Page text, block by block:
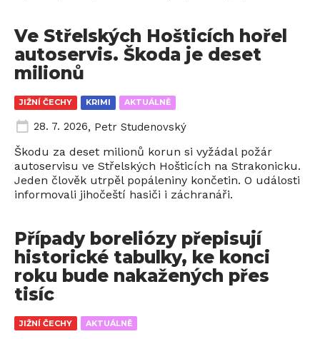
JIŽNÍ ČECHY KRIMI AKTUÁLNĚ
Ve Střelských Hošticích hořel
autoservis. Škoda je deset
milionů
28. 7. 2026, Petr Studenovský
Škodu za deset milionů korun si vyžádal požár
autoservisu ve Střelských Hošticích na Strakonicku.
Jeden člověk utrpěl popáleniny končetin. O události
informovali jihočeští hasiči i záchranáři.
JIŽNÍ ČECHY AKTUÁLNĚ
Případy boreliózy přepisují
historické tabulky, ke konci
roku bude nakažených přes
tisíc